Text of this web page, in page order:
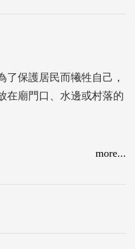
保護居民而犧牲自己，
在廟門口、水邊或村落的
more...